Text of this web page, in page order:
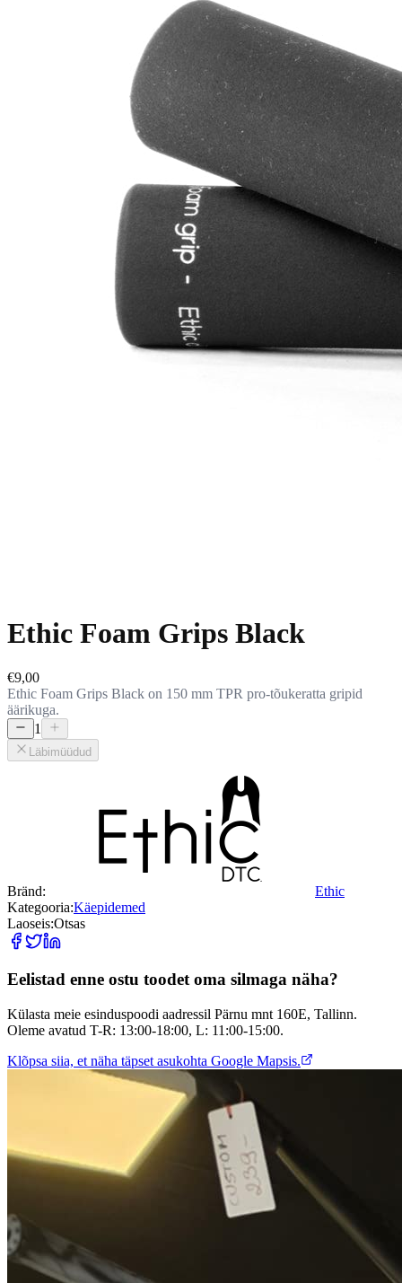
Ethic Foam Grips Black
€9,00
Ethic Foam Grips Black on 150 mm TPR pro-tõukeratta gripid
äärikuga.
1
Läbimüüdud
Bränd:
Ethic
Kategooria:Käepidemed
Laoseis:Otsas
Eelistad enne ostu toodet oma silmaga näha?
Külasta meie esinduspoodi aadressil Pärnu mnt 160E, Tallinn.
Oleme avatud T-R: 13:00-18:00, L: 11:00-15:00.
Klõpsa siia, et näha täpset asukohta Google Mapsis.